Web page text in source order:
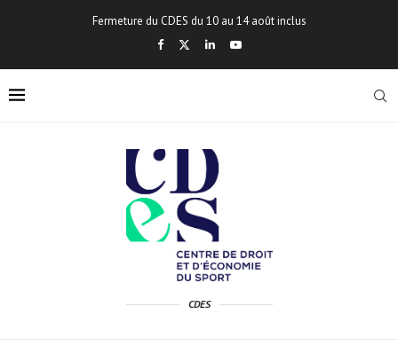
Fermeture du CDES du 10 au 14 août inclus
CDES